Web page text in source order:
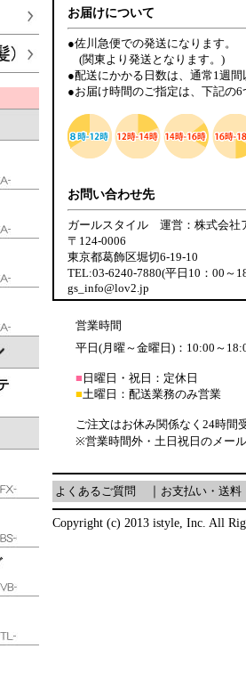
お届けについて
●佐川急便での発送になります。
(関東より発送となります。)
●配送にかかる日数は、通常1週
●お届け時間のご指定は、下記の
お問い合わせ先
ガールスタイル 運営：株式会社
〒124-0006
東京都葛飾区堀切6-19-10
TEL:03-6240-7880(平日10：00～
gs_info@lov2.jp
営業時間
平日(月曜～金曜日)：10:00～
■ 日曜日・祝日：定休日
■土曜日：配送業務のみ営業
ご注文はお休み関係なく24時間
※営業時間外・土日祝日のメー
よくあるご質問 お支払い・送料
Copyright (c) 2013 istyle, Inc. All